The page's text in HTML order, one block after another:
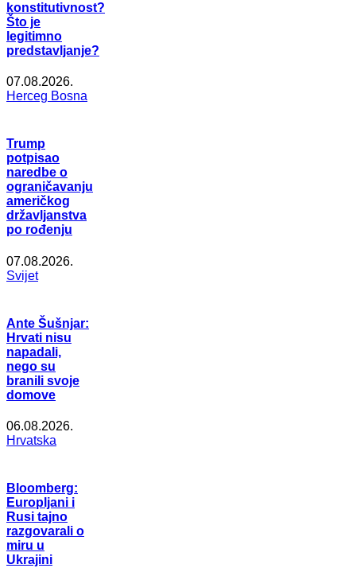
konstitutivnost?
Što je
legitimno
predstavljanje?
07.08.2026.
Herceg Bosna
Trump
potpisao
naredbe o
ograničavanju
američkog
državljanstva
po rođenju
07.08.2026.
Svijet
Ante Šušnjar:
Hrvati nisu
napadali,
nego su
branili svoje
domove
06.08.2026.
Hrvatska
Bloomberg:
Europljani i
Rusi tajno
razgovarali o
miru u
Ukrajini